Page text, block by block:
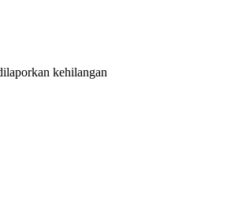
kehilangan